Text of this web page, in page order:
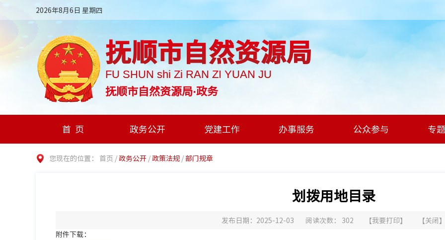
2026年8月6日 星期四
抚顺市自然资源局
FU SHUN shi Zi RAN ZI YUAN JU
抚顺市自然资源局·政务
首页 政务公开 党建工作 办事服务 公众参与 专
您现在的位置： 首页 /政务公开 /政策法规 /部门规章
划拨用地目录
发布日期：2025-12-03 阅读次数： 302 【我要打印】 【关闭
附件下载：